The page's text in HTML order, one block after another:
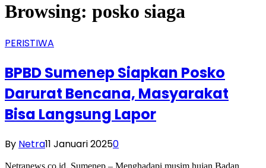
Browsing: posko siaga
PERISTIWA
BPBD Sumenep Siapkan Posko
Darurat Bencana, Masyarakat
Bisa Langsung Lapor
By Netra11 Januari 20250
Netranews.co.id, Sumenep – Menghadapi musim hujan Badan